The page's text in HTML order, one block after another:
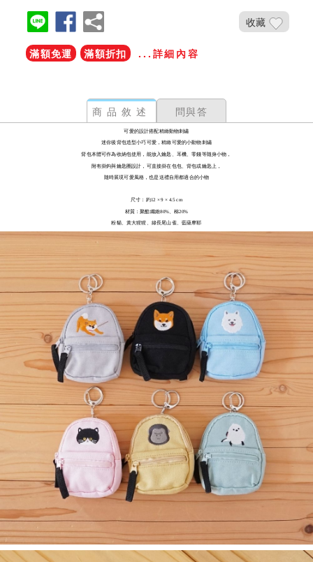
收藏
滿額免運 滿額折扣 ...詳細內容
商品敘述 問與答